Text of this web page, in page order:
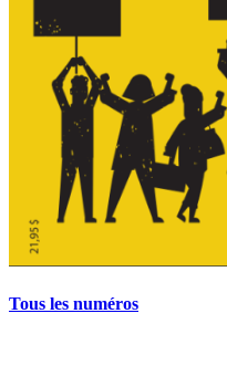
Tous les numéros